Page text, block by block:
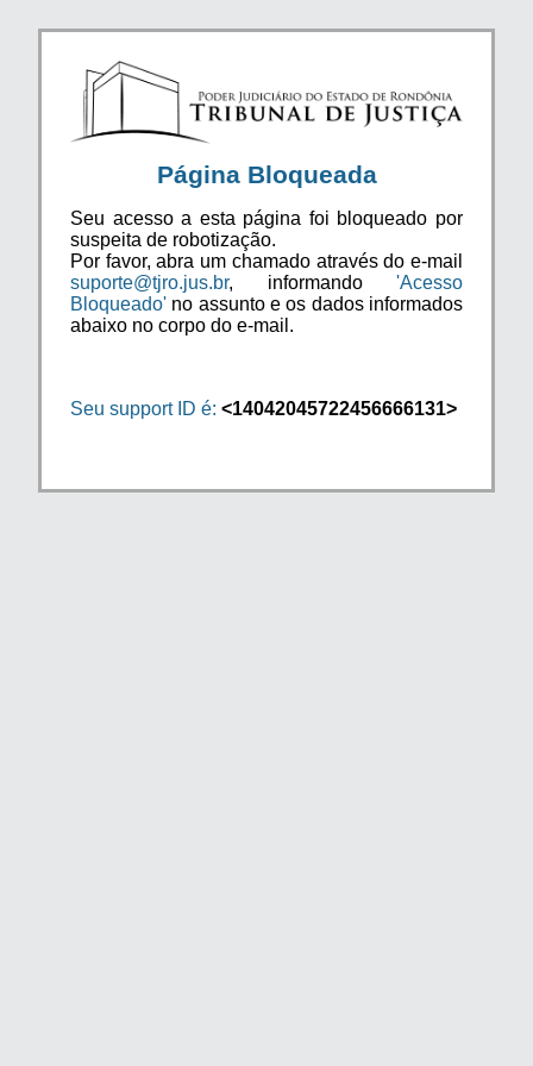
Página Bloqueada
Seu acesso a esta página foi bloqueado por
suspeita de robotização.
Por favor, abra um chamado através do e-mail
suporte@tjro.jus.br, informando 'Acesso
Bloqueado' no assunto e os dados informados
abaixo no corpo do e-mail.
Seu support ID é: <14042045722456666131>